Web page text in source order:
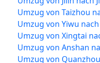
Umzug von Taizhou
Umzug von Yiwu
Umzug von Xingtai
Umzug von Anshan
Umzug von